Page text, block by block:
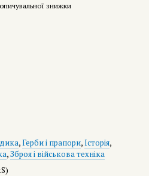
знижки
,Герби і прапори,Історія,
,Зброя і військова техніка